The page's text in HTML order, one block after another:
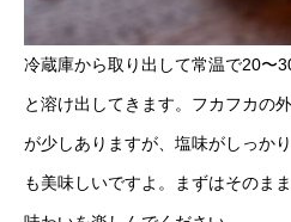
冷蔵庫から取り出して常温で20〜
と溶け出してきます。フカフカの
が少しありますが、塩味がしっか
も美味しいですよ。まずはそのま